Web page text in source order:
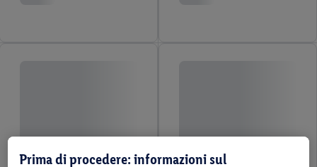
Prima di procedere: informazioni sul